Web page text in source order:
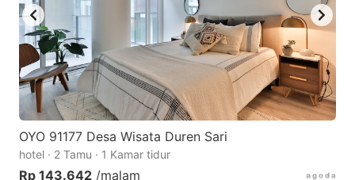
OYO 91177 Desa Wisata Duren Sari
hotel · 2 Tamu · 1 Kamar tidur
Rp 143.642 /malam